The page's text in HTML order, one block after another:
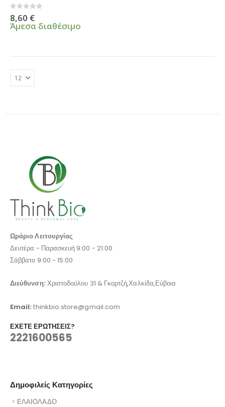
0 από 5
8,60 €
Άμεσα διαθέσιμο
Ωράριο Λειτουργίας
Δευτέρα - Παρασκευή 9:00 - 21:00
Σάββατο 9:00 - 15:00
Διεύθυνση: Χριστοδούλου 31 & Γκορτζή,Χαλκίδα,Εύβοια
Email:thinkbio.store@gmail.com
ΈΧΕΤΕ ΕΡΩΤΉΣΕΙΣ?
2221600565
Δημοφιλείς Κατηγορίες
ΕΛΑΙΟΛΑΔΟ